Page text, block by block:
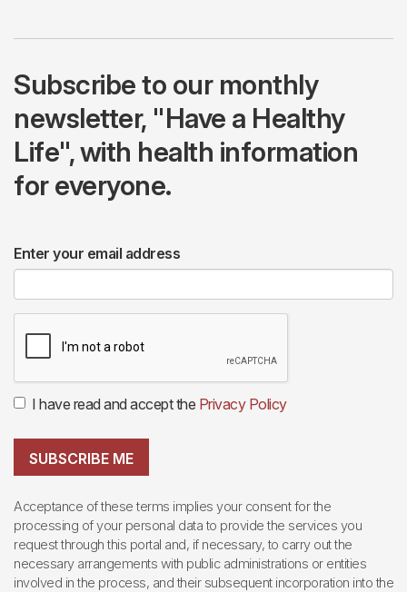
Subscribe to our monthly
newsletter, "Have a Healthy
Life", with health information
for everyone.
Enter your email address
I have read and accept the Privacy Policy
SUBSCRIBE ME
Acceptance of these terms implies your consent for the
processing of your personal data to provide the services you
request through this portal and, if necessary, to carry out the
necessary arrangements with public administrations or entities
involved in the process, and their subsequent incorporation into the